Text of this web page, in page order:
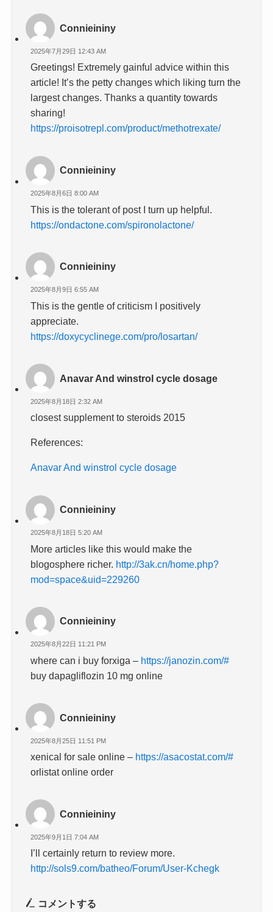
Connieininy
2025年7月29日 12:43 AM
Greetings! Extremely gainful advice within this
article! It’s the petty changes which liking turn the
largest changes. Thanks a quantity towards
sharing!
https://proisotrepl.com/product/methotrexate/
Connieininy
2025年8月6日 8:00 AM
This is the tolerant of post I turn up helpful.
https://ondactone.com/spironolactone/
Connieininy
2025年8月9日 6:55 AM
This is the gentle of criticism I positively
appreciate.
https://doxycyclinege.com/pro/losartan/
Anavar And winstrol cycle dosage
2025年8月18日 2:32 AM
closest supplement to steroids 2015
References:
Anavar And winstrol cycle dosage
Connieininy
2025年8月18日 5:20 AM
More articles like this would make the
blogosphere richer. http://3ak.cn/home.php?
mod=space&uid=229260
Connieininy
2025年8月22日 11:21 PM
where can i buy forxiga – https://janozin.com/#
buy dapagliflozin 10 mg online
Connieininy
2025年8月25日 11:51 PM
xenical for sale online – https://asacostat.com/#
orlistat online order
Connieininy
2025年9月1日 7:04 AM
I’ll certainly return to review more.
http://sols9.com/batheo/Forum/User-Kchegk
コメントする